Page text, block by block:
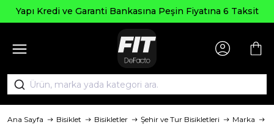
Bankasına Peşin Fiyatına 6 Taksit
Ana Sayfa Bisiklet Bisikletler Şehir ve Tur Bisikletleri Marka